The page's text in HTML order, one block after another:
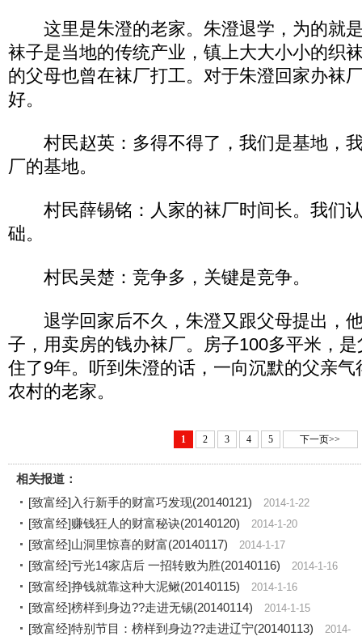
这里是朱澄的老家。朱澄退学，为的就
袜子是当地的传统产业，镇上大大小小的织
的父母也曾在袜厂打工。对于朱澄回家办袜
好。
村民赵英：多得不得了，我们是基地，
厂的基地。
村民薛锡铭：人家的袜厂时间长。我们
础。
村民吴楚：竞争多，关键是竞争。
退学回家后不久，朱澄又跟父母提出，
子，用卖房的钱办袜厂。房子100多平米，
住了9年。听到朱澄的话，一向沉默的父亲
农村的老家。
1 2 3 4 5 下一页>>
相关报道：
[致富经]入行新手的财富巧发现(20140121)
2014-1-22
[致富经]赚钱狂人的财富秘诀(20140120) 2014-1-20
[致富经]山洞里惊喜的财富(20140117) 2014-1-17
[致富经]亏光14家店后 一招转败为胜(20140116) 2014-1-16
[致富经]挣钱就靠这种大泥鳅(20140115) 2014-1-16
[致富经]榜样到身边??走进无锡(20140114) 2014-1-15
[致富经]特别节目：榜样到身边??走进辽宁(20140113) 2014-